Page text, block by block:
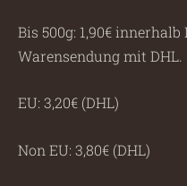
Bis 500g: 1,90€
Warensendung mit DHL.
EU: 3,20€ (DHL)
Non EU: 3,80€ (DHL)